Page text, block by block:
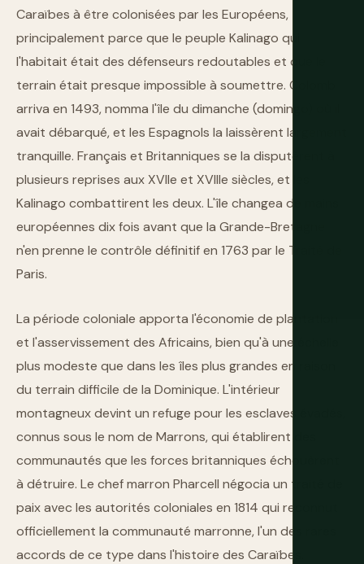
Caraïbes à être colonisées par les Européens,
principalement parce que le peuple Kalinago qui
l'habitait était des défenseurs redoutables et que le
terrain était presque impossible à soumettre. Colomb
arriva en 1493, nomma l'île du dimanche (domingo) où il
avait débarqué, et les Espagnols la laissèrent largement
tranquille. Français et Britanniques se la disputèrent à
plusieurs reprises aux XVIIe et XVIIIe siècles, et les
Kalinago combattirent les deux. L'île changea de mains
européennes dix fois avant que la Grande-Bretagne
n'en prenne le contrôle définitif en 1763 par le Traité de
Paris.
La période coloniale apporta l'économie de plantation
et l'asservissement des Africains, bien qu'à une échelle
plus modeste que dans les îles plus grandes en raison
du terrain difficile de la Dominique. L'intérieur
montagneux devint un refuge pour les esclaves évadés,
connus sous le nom de Marrons, qui établirent des
communautés que les forces britanniques échouèrent
à détruire. Le chef marron Pharcell négocia un traité de
paix avec les autorités coloniales en 1814 qui reconnut
officiellement la communauté marronne, l'un des rares
accords de ce type dans l'histoire des Caraïbes.